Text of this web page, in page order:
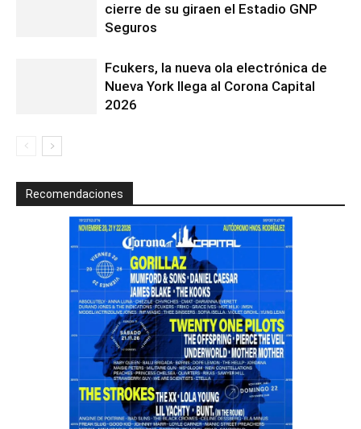
cierre de su giraen el Estadio GNP
Seguros
Fcukers, la nueva ola electrónica de
Nueva York llega al Corona Capital
2026
Recomendaciones